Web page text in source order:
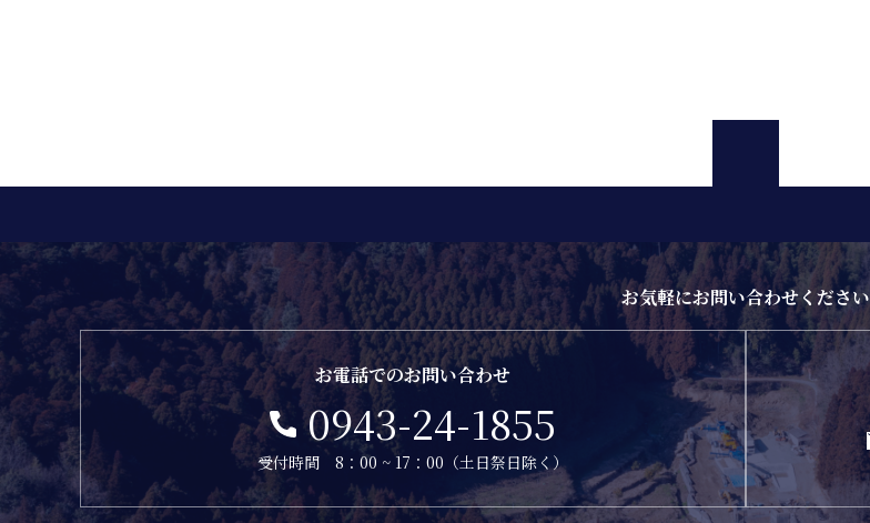
お気軽にお問い合わせください
お電話でのお問い合わせ
0943-24-1855
受付時間 8：00 ~ 17：00（土日祭日除く）